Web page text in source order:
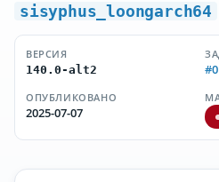
sisyphus_loongarch64
ВЕРСИЯ
140.0-alt2
#0
ОПУБЛИКОВАНО
2025-07-07